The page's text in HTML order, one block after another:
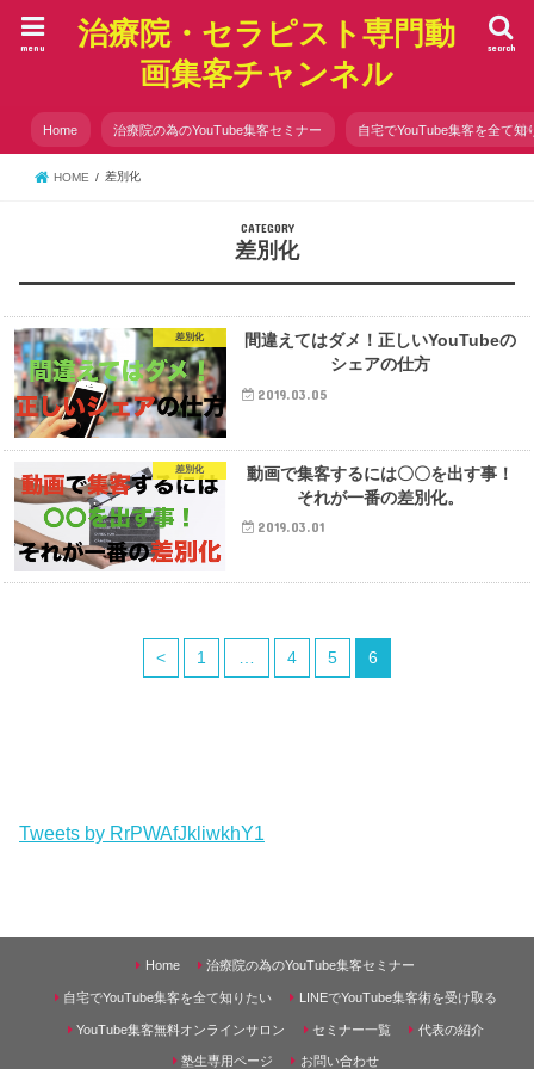
治療院・セラピスト専門動
画集客チャンネル
search
menu
Home 治療院の為のYouTube集客セミナー 自宅でYouTube集客を全て知
HOME 差別化
差別化
差別化
間違えてはダメ！正しいYouTubeの
シェアの仕方
2019.03.05
差別化
動画で集客するには〇〇を出す事！
それが一番の差別化。
2019.03.01
< 1 4 5 6
Tweets by RrPWAfJkliwkhY1
Home 治療院の為のYouTube集客セミナー
自宅でYouTube集客を全て知りたい LINEでYouTube集客術を受け取る
YouTube集客無料オンラインサロン セミナー一覧 代表の紹介
塾生専用ページ お問い合わせ